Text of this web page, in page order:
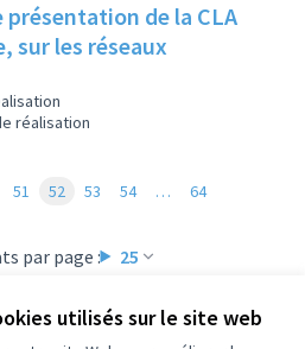
utilisés sur le site web
présentation de la CLA
sur les réseaux
réalisation
par page : 25
51 52 53 54 … 64